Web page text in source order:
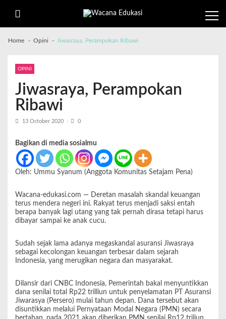
Home Opini Jiwasraya, Perampokan Ribawi
OPINI
Jiwasraya, Perampokan
Ribawi
13 October 2020 0
Bagikan di media sosialmu
Oleh: Ummu Syanum (Anggota Komunitas Setajam Pena)
Wacana-edukasi.com — Deretan masalah skandal keuangan
terus mendera negeri ini. Rakyat terus menjadi saksi entah
berapa banyak lagi utang yang tak pernah dirasa tetapi harus
dibayar sampai ke anak cucu.
Sudah sejak lama adanya megaskandal asuransi Jiwasraya
sebagai kecolongan keuangan terbesar dalam sejarah
Indonesia, yang merugikan negara dan masyarakat.
Dilansir dari CNBC Indonesia, Pemerintah bakal menyuntikkan
dana senilai total Rp22 trilliun untuk penyelamatan PT Asuransi
Jiwarasya (Persero) mulai tahun depan. Dana tersebut akan
disuntikkan melalui Pernyataan Modal Negara (PMN) secara